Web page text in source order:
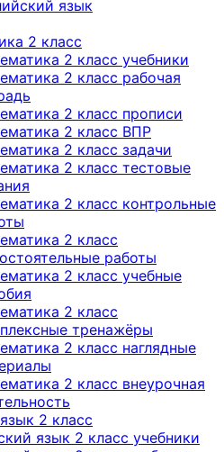
язык
2 класс
2 класс учебники
2 класс рабочая
2 класс прописи
2 класс ВПР
2 класс задачи
2 класс тестовые
2 класс контрольные
2 класс
работы
2 класс учебные
2 класс
тренажёры
2 класс наглядные
2 класс внеурочная
2 класс
язык 2 класс учебники